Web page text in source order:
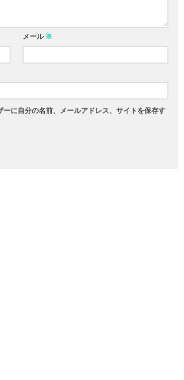
メール ※
に自分の名前、メールアドレス、サイトを保存す